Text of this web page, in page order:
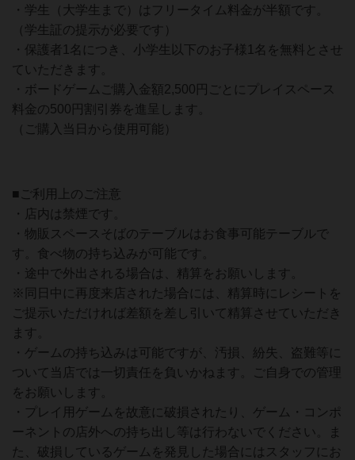
・学生（大学生まで）はフリータイム料金が半額です。
（学生証の提示が必要です）
・保護者1名につき、小学生以下のお子様1名を無料とさせ
ていただきます。
・ボードゲームご購入金額2,500円ごとにプレイスペース
料金の500円割引券を進呈します。
（ご購入当日から使用可能）
■ご利用上のご注意
・店内は禁煙です。
・物販スペースそばのテーブルはお食事可能テーブルで
す。食べ物の持ち込みが可能です。
・途中で外出される場合は、精算をお願いします。
※同日中に再度来店された場合には、精算時にレシートを
ご提示いただければ差額を差し引いて精算させていただき
ます。
・ゲームの持ち込みは可能ですが、汚損、紛失、盗難等に
ついて当店では一切責任を負いかねます。ご自身での管理
をお願いします。
・プレイ用ゲームを故意に破損されたり、ゲーム・コンポ
ーネントの店外への持ち出し等は行わないでください。ま
た、破損しているゲームを発見した場合にはスタッフにお